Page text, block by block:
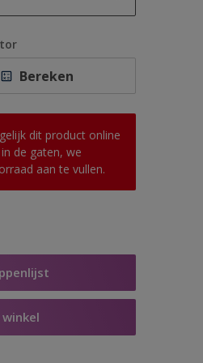
Bereken
dit product online
de gaten, we
aan te vullen.